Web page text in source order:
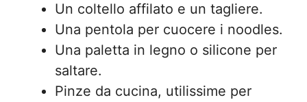
Un coltello affilato e un tagliere.
Una pentola per cuocere i noodles.
Una paletta in legno o silicone per
saltare.
Pinze da cucina, utilissime per